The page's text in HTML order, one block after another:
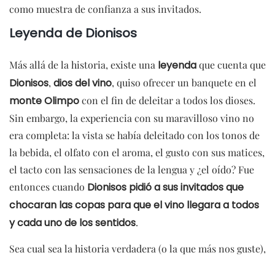
como muestra de confianza a sus invitados.
Leyenda de Dionisos
Más allá de la historia, existe una leyendaque cuenta que
Dionisos,dios del vino, quiso ofrecer un banquete en el
monte Olimpocon el fin de deleitar a todos los dioses.
Sin embargo, la experiencia con su maravilloso vino no
era completa: la vista se había deleitado con los tonos de
la bebida, el olfato con el aroma, el gusto con sus matices,
el tacto con las sensaciones de la lengua y ¿el oído? Fue
entonces cuando Dionisos pidió a sus invitados que
chocaran las copas para que el vino llegara a todos
y cada uno de los sentidos.
Sea cual sea la historia verdadera (o la que más nos guste),